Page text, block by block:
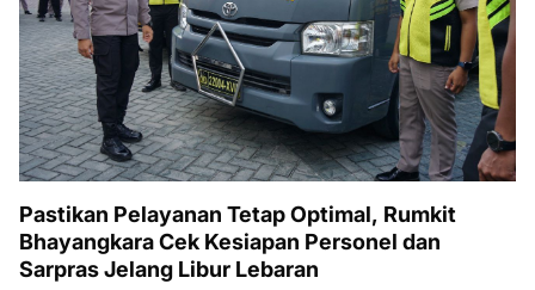
Pastikan Pelayanan Tetap Optimal, Rumkit
Bhayangkara Cek Kesiapan Personel dan
Sarpras Jelang Libur Lebaran